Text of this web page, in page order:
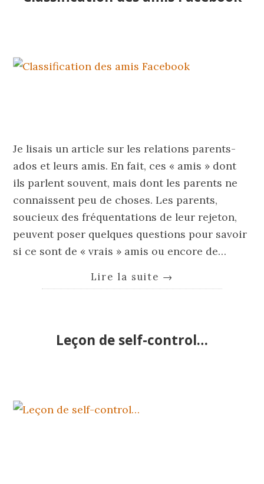
Je lisais un article sur les relations parents-
ados et leurs amis. En fait, ces « amis » dont
ils parlent souvent, mais dont les parents ne
connaissent peu de choses. Les parents,
soucieux des fréquentations de leur rejeton,
peuvent poser quelques questions pour savoir
si ce sont de « vrais » amis ou encore de…
Lire la suite →
Leçon de self-control…